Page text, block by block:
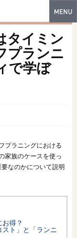
タイミン
プランニ
で学ぼ
プラニングにおける
家族のケースを使っ
なのかについて説明
得？
ト」と「ランニ